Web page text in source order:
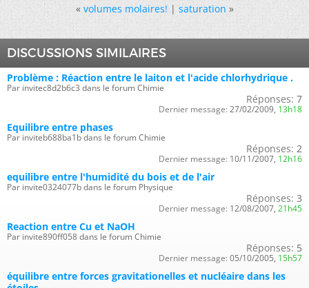
« volumes molaires!|saturation »
DISCUSSIONS SIMILAIRES
Problème : Réaction entre le laiton et l'acide chlorhydrique .
Par invitec8d2b6c3 dans le forum Chimie
Réponses: 7
Dernier message: 27/02/2009, 13h18
Equilibre entre phases
Par inviteb688ba1b dans le forum Chimie
Réponses: 2
Dernier message: 10/11/2007, 12h16
equilibre entre l'humidité du bois et de l'air
Par invite0324077b dans le forum Physique
Réponses: 3
Dernier message: 12/08/2007, 21h45
Reaction entre Cu et NaOH
Par invite890ff058 dans le forum Chimie
Réponses: 5
Dernier message: 05/10/2005, 15h57
équilibre entre forces gravitationelles et nucléaire dans les